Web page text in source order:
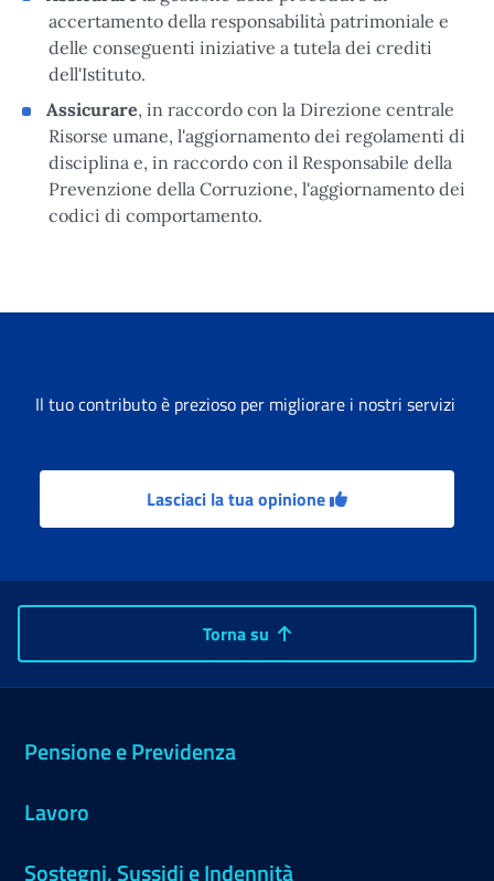
accertamento della responsabilità patrimoniale e
delle conseguenti iniziative a tutela dei crediti
dell'Istituto.
Assicurare, in raccordo con la Direzione centrale
Risorse umane, l'aggiornamento dei regolamenti di
disciplina e, in raccordo con il Responsabile della
Prevenzione della Corruzione, l'aggiornamento dei
codici di comportamento.
Il tuo contributo è prezioso per migliorare i nostri servizi
Lasciaci la tua opinione
Torna su
Pensione e Previdenza
Lavoro
Sostegni, Sussidi e Indennità